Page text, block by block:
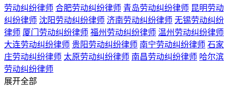
劳动纠纷律师 合肥劳动纠纷律师 青岛劳动纠纷律师 昆明劳动
纠纷律师 沈阳劳动纠纷律师 济南劳动纠纷律师 无锡劳动纠纷
律师 厦门劳动纠纷律师 福州劳动纠纷律师 温州劳动纠纷律师
大连劳动纠纷律师 贵阳劳动纠纷律师 南宁劳动纠纷律师 石家
庄劳动纠纷律师 太原劳动纠纷律师 南昌劳动纠纷律师 哈尔滨
劳动纠纷律师
展开全部